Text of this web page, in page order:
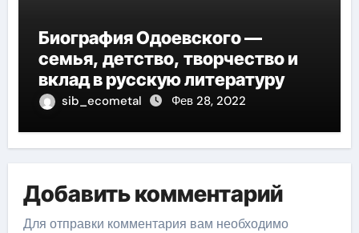
Биография Одоевского —
семья, детство, творчество и
вклад в русскую литературу
sib_ecometal Фев 28, 2022
Добавить комментарий
Для отправки комментария вам необходимо